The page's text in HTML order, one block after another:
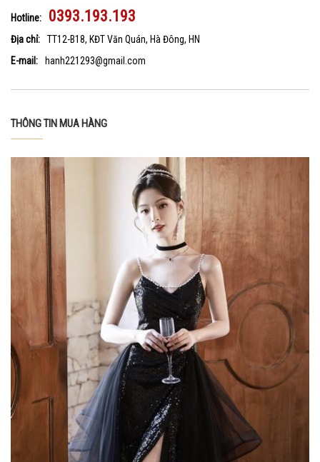
Hotline: 0393.193.193
Địa chỉ:
TT12-B18, KĐT Văn Quán, Hà Đông, HN
E-mail:
hanh221293@gmail.com
THÔNG TIN MUA HÀNG